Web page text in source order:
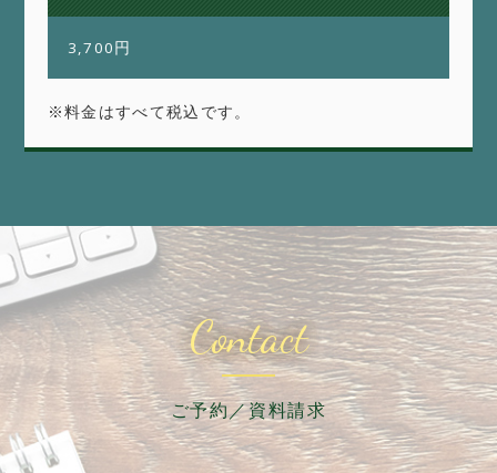
3,700円
※料金はすべて税込です。
Contact
ご予約／資料請求